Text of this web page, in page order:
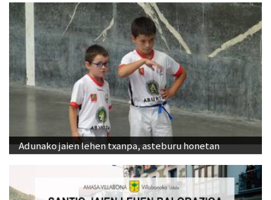
Adunako jaien lehen txanpa, asteburu honetan